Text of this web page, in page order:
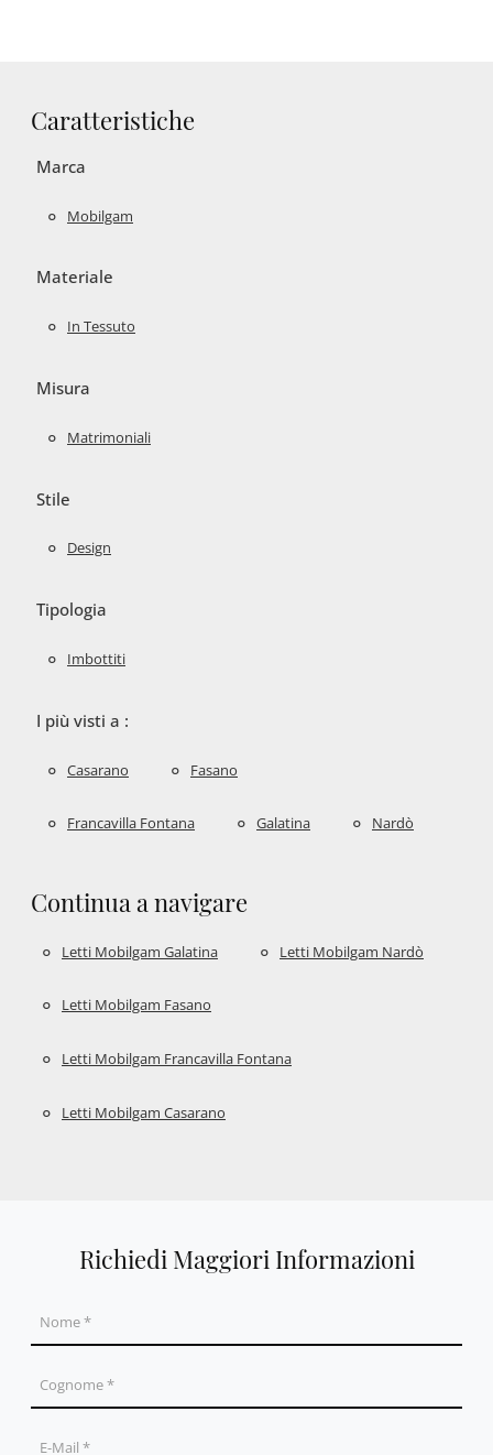
Caratteristiche
Marca
Mobilgam
Materiale
In Tessuto
Misura
Matrimoniali
Stile
Design
Tipologia
Imbottiti
I più visti a :
Casarano Fasano
Francavilla Fontana Galatina Nardò
Continua a navigare
Letti Mobilgam Galatina Letti Mobilgam Nardò
Letti Mobilgam Fasano
Letti Mobilgam Francavilla Fontana
Letti Mobilgam Casarano
Richiedi Maggiori Informazioni